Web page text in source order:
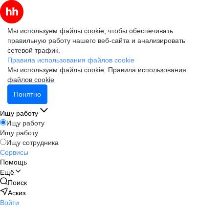
Мы используем файлы cookie, чтобы обеспечивать
правильную работу нашего веб-сайта и анализировать
сетевой трафик.
Правила использования файлов cookie
Мы используем файлы cookie. Правила использования
файлов cookie
Понятно
Ищу работу
Ищу работу
Ищу работу
Ищу сотрудника
Сервисы
Помощь
Ещё
Поиск
Аскиз
Войти